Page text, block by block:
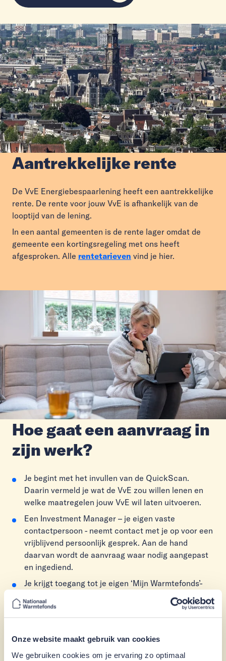
Onze website maakt gebruik van cookies
We gebruiken cookies om je ervaring zo optimaal
Aantrekkelijke rente
De VvE Energiebespaarlening heeft een aantrekkelijke
rente. De rente voor jouw VvE is afhankelijk van de
looptijd van de lening.
In een aantal gemeenten is de rente lager omdat de
gemeente een kortingsregeling met ons heeft
afgesproken. Alle rentetarieven vind je hier.
Hoe gaat een aanvraag in
zijn werk?
Je begint met het invullen van de QuickScan.
Daarin vermeld je wat de VvE zou willen lenen en
welke maatregelen jouw VvE wil laten uitvoeren.
Een Investment Manager – je eigen vaste
contactpersoon - neemt contact met je op voor een
vrijblijvend persoonlijk gesprek. Aan de hand
daarvan wordt de aanvraag waar nodig aangepast
en ingediend.
Je krijgt toegang tot je eigen ‘Mijn Warmtefonds’-
pagina. Daar kun je documenten uploaden.
De leden van de VvE moeten instemmen met het
juiste moment zorgen we voor teksten die je